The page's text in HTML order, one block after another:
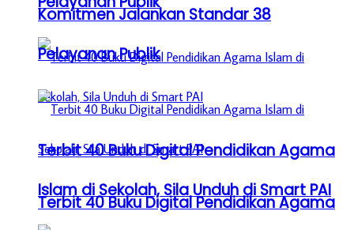
Terbit 40 Buku Digital Pendidikan Agama
Islam di Sekolah, Sila Unduh di Smart PAI
Komitmen Jalankan Standar 38
Pelayanan Publik
Terbit 40 Buku Digital Pendidikan Agama